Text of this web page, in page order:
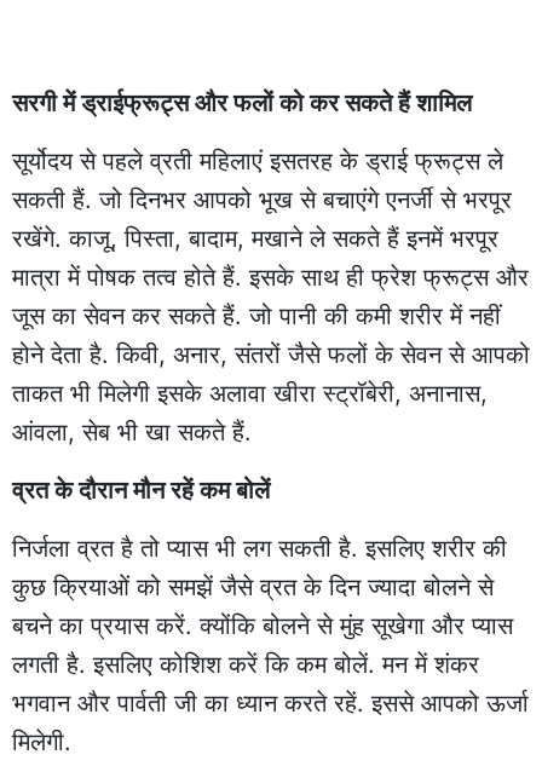
सरगी में ड्राईफ्रूट्स और फलों को कर सकते हैं शामिल
सूर्योदय से पहले व्रती महिलाएं इसतरह के ड्राई फ्रूट्स ले
सकती हैं. जो दिनभर आपको भूख से बचाएंगे एनर्जी से भरपूर
रखेंगे. काजू, पिस्ता, बादाम, मखाने ले सकते हैं इनमें भरपूर
मात्रा में पोषक तत्व होते हैं. इसके साथ ही फ्रेश फ्रूट्स और
जूस का सेवन कर सकते हैं. जो पानी की कमी शरीर में नहीं
होने देता है. किवी, अनार, संतरों जैसे फलों के सेवन से आपको
ताकत भी मिलेगी इसके अलावा खीरा स्ट्रॉबेरी, अनानास,
आंवला, सेब भी खा सकते हैं.
व्रत के दौरान मौन रहें कम बोलें
निर्जला व्रत है तो प्यास भी लग सकती है. इसलिए शरीर की
कुछ क्रियाओं को समझें जैसे व्रत के दिन ज्यादा बोलने से
बचने का प्रयास करें. क्योंकि बोलने से मुंह सूखेगा और प्यास
लगती है. इसलिए कोशिश करें कि कम बोलें. मन में शंकर
भगवान और पार्वती जी का ध्यान करते रहें. इससे आपको ऊर्जा
मिलेगी.